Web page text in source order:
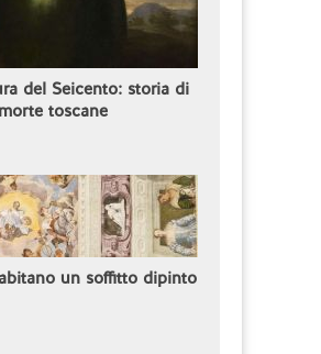
del Seicento: storia di
toscane
un soffitto dipinto